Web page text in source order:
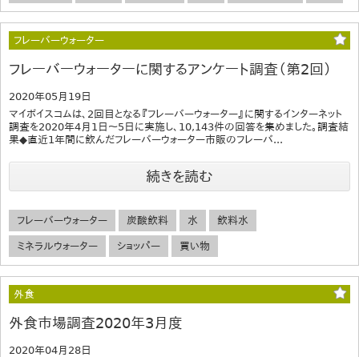
フレーバーウォーター
フレーバーウォーターに関するアンケート調査（第2回）
2020年05月19日
マイボイスコムは、2回目となる『フレーバーウォーター』に関するインターネット
調査を2020年4月1日～5日に実施し、10,143件の回答を集めました。調査結
果◆直近1年間に飲んだフレーバーウォーター市販のフレーバ...
続きを読む
フレーバーウォーター 炭酸飲料 水 飲料水
ミネラルウォーター ショッパー 買い物
外食
外食市場調査2020年3月度
2020年04月28日